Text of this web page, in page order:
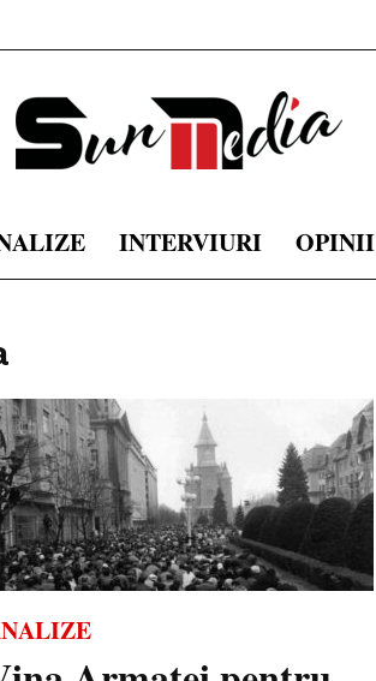
sunmedia.ro
INTERVIURI OPINII